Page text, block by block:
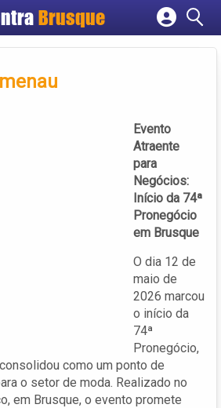
Brusque
Cadastrar empresa
Criar conta
Evento
Atraente
para
Negócios:
Início da 74ª
Pronegócio
em Brusque
O dia 12 de
maio de
2026 marcou
o início da
74ª
Pronegócio,
como um ponto de
o setor de moda. Realizado no
em Brusque, o evento promete